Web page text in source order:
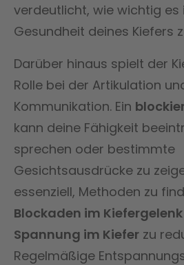
verdeutlicht, wie wichtig es
Gesundheit deines Kiefers
Darüber hinaus spielt der
Rolle bei der Artikulation
Kommunikation. Ein
kann deine Fähigkeit
sprechen oder bestimmte
Gesichtsausdrücke zu
essenziell, Methoden zu
Blockaden im
Spannung im Kiefer zu
Regelmäßige